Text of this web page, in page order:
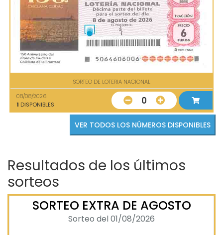
SORTEO DE LOTERIA NACIONAL
08/08/2026
1 DISPONIBLES 0
VER TODOS LOS NÚMEROS DISPONIBLES
Resultados de los últimos
sorteos
SORTEO EXTRA DE AGOSTO
Sorteo del 01/08/2026